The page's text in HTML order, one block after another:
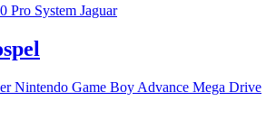
Pro System Jaguar
Nintendo Game Boy Advance Mega Drive